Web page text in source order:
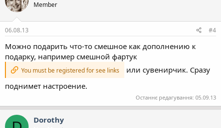
Member
06.08.13 #4
Можно подарить что-то смешное как дополнению к
подарку, например смешной фартук
You must be registered for see links
или сувенирчик. Сразу
поднимет настроение.
Останнє редагування: 05.09.13
Dorothy